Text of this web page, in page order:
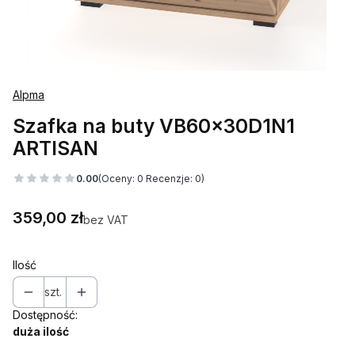
Alpma
Szafka na buty VB60x30D1N1
ARTISAN
0.00(Oceny: 0 Recenzje: 0)
Cena
359,00 złbez VAT
Ilość
szt.
Dostępność:
duża ilość